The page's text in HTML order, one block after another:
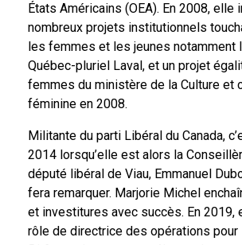
États Américains (OEA). En 2008, elle
nombreux projets institutionnels
les femmes et les jeunes notamment
Québec-pluriel Laval, et un projet
femmes du ministère de la Culture et
féminine en 2008.
Militante du parti Libéral du Canada,
2014 lorsqu’elle est alors la
député libéral de Viau, Emmanuel
fera remarquer. Marjorie Michel
et investitures avec succès. En 2019,
rôle de directrice des opérations pour